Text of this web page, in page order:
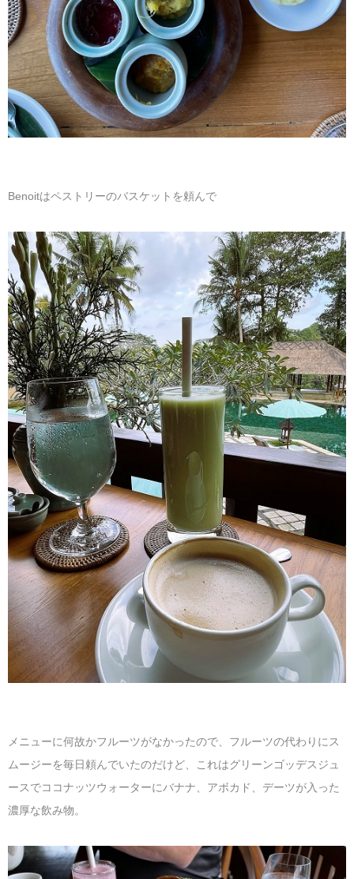
Benoitはペストリーのバスケットを頼んで
メニューに何故かフルーツがなかったので、フルーツの代わりにス
ムージーを毎日頼んでいたのだけど、これはグリーンゴッデスジュ
ースでココナッツウォーターにバナナ、アボカド、デーツが入った
濃厚な飲み物。